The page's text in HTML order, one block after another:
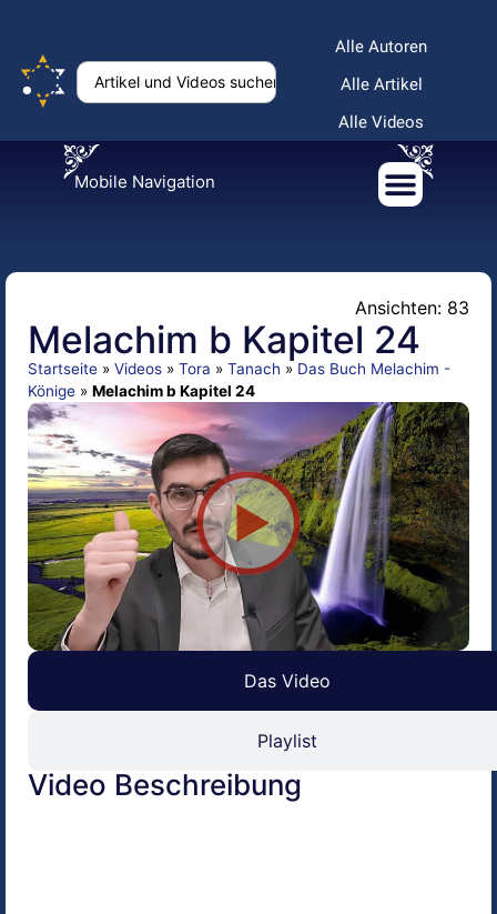
Alle Autoren
Alle Artikel
Alle Videos
Mobile Navigation
Ansichten: 83
Melachim b Kapitel 24
Startseite » Videos » Tora » Tanach » Das Buch Melachim -
Könige » Melachim b Kapitel 24
Das Video
Playlist
Video Beschreibung